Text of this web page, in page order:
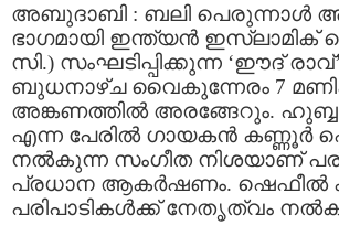
അബുദാബി : ബലി
ഭാഗമായി ഇന്ത്യൻ
സി.) സംഘടിപ്പിക്കുന്ന ‘ഈദ് രാവ്’
ബുധനാഴ്ച വൈകുന്നേരം 7
അങ്കണത്തിൽ അരങ്ങേറും.
എന്ന പേരിൽ ഗായകൻ കണ്ണൂർ
നൽകുന്ന സംഗീത നിശയാണ്
പ്രധാന ആകർഷണം. ഷെഫീൽ
പരിപാടികൾക്ക് നേതൃത്വം